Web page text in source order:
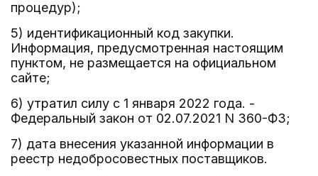
процедур);
5) идентификационный код закупки.
Информация, предусмотренная настоящим
пунктом, не размещается на официальном
сайте;
6) утратил силу с 1 января 2022 года. -
Федеральный закон от 02.07.2021 N 360-ФЗ;
7) дата внесения указанной информации в
реестр недобросовестных поставщиков.